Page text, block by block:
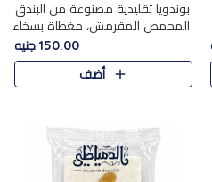
بوندويا تقليدية مصنوعة من البندق
المحمص المقرمش، مغطاة بسخاء
بشوكولاتة فاخرة غنية لتحقيق
التوازن المثالي بين قوام القرمشة
ونكهة الشوكولاتة ا..
150.00 جنيه
أضف